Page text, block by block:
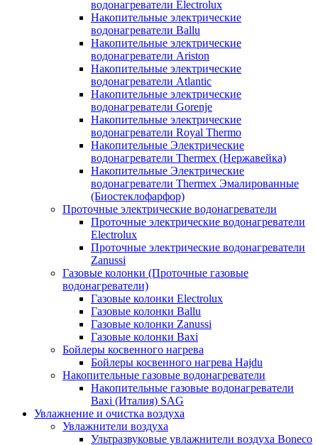
водонагреватели Electrolux
Накопительные электрические
водонагреватели Ballu
Накопительные электрические
водонагреватели Ariston
Накопительные электрические
водонагреватели Atlantic
Накопительные электрические
водонагреватели Gorenje
Накопительные электрические
водонагреватели Royal Thermo
Накопительные Электрические
водонагреватели Thermex (Нержавейка)
Накопительные Электрические
водонагреватели Thermex Эмалированные
(Биостеклофарфор)
Проточные электрические водонагреватели
Проточные электрические водонагреватели
Electrolux
Проточные электрические водонагреватели
Zanussi
Газовые колонки (Проточные газовые
водонагреватели)
Газовые колонки Electrolux
Газовые колонки Ballu
Газовые колонки Zanussi
Газовые колонки Baxi
Бойлеры косвенного нагрева
Бойлеры косвенного нагрева Hajdu
Накопительные газовые водонагреватели
Накопительные газовые водонагреватели
Baxi (Италия) SAG
Увлажнение и очистка воздуха
Увлажнители воздуха
Ультразвуковые увлажнители воздуха Boneco